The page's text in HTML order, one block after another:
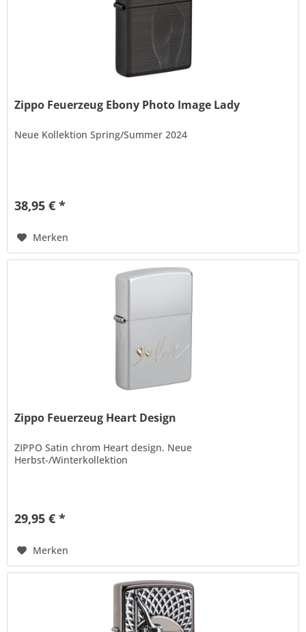
Zippo Feuerzeug Ebony Photo Image Lady
Neue Kollektion Spring/Summer 2024
38,95 € *
Merken
Zippo Feuerzeug Heart Design
ZIPPO Satin chrom Heart design. Neue
Herbst-/Winterkollektion
29,95 € *
Merken